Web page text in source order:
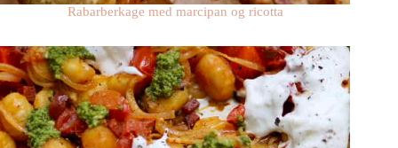
Rabarberkage med marcipan og ricotta